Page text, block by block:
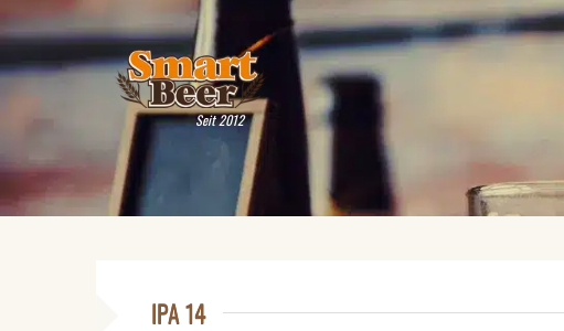
Seit 2012
IPA 14